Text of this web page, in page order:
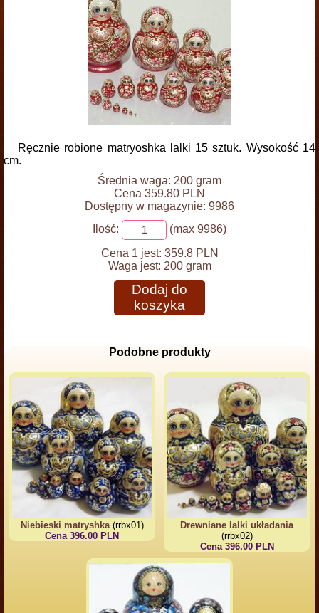
Ręcznie robione matryoshka lalki 15 sztuk. Wysokość 14
cm.
Średnia waga: 200 gram
Cena 359.80 PLN
Dostępny w magazynie: 9986
Ilość:
(max 9986)
Cena 1 jest: 359.8 PLN
Waga jest: 200 gram
Dodaj do
koszyka
Podobne produkty
Niebieski matryshka(rrbx01)
Cena 396.00 PLN
Drewniane lalki układania
(rrbx02)
Cena 396.00 PLN